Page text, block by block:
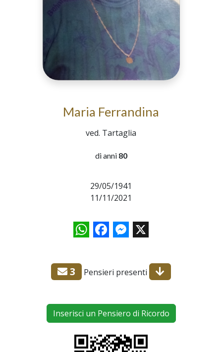
Maria Ferrandina
ved. Tartaglia
di anni 80
29/05/1941
11/11/2021
WhatsAppFacebookMessenger
X
3 Pensieri presenti
Inserisci un Pensiero di Ricordo